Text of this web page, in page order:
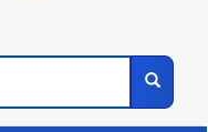
Buscar